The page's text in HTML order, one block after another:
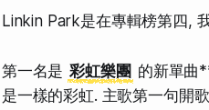
Linkin Park是在專輯榜第四,
第一名是 彩虹樂團 的新單曲
是一樣的彩虹. 主歌第一句開